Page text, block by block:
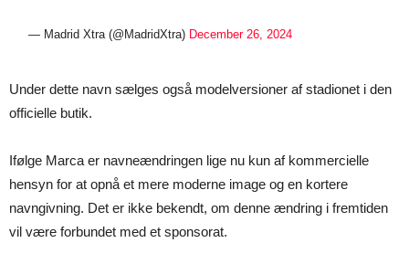
— Madrid Xtra (@MadridXtra) December 26, 2024
Under dette navn sælges også modelversioner af stadionet i den
officielle butik.
Ifølge Marca er navneændringen lige nu kun af kommercielle
hensyn for at opnå et mere moderne image og en kortere
navngivning. Det er ikke bekendt, om denne ændring i fremtiden
vil være forbundet med et sponsorat.